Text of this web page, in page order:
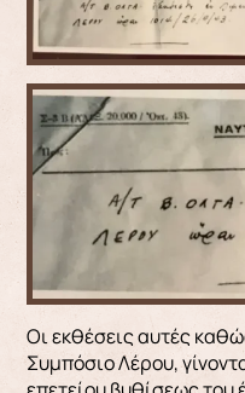
Οι εκθέσεις αυτές
Συμπόσιο Λέρου,